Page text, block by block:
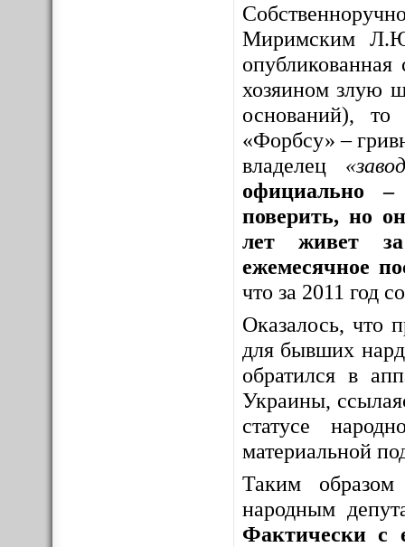
Миримским
хозяином злую
оснований), то
«Форбсу» –
владелец
официально
поверить, но
лет живет за
ежемесячное
что за 2011 год
Оказалось, что
для бывших
обратился в
Украины,
статусе
материальной
Таким
народным
Фактически с